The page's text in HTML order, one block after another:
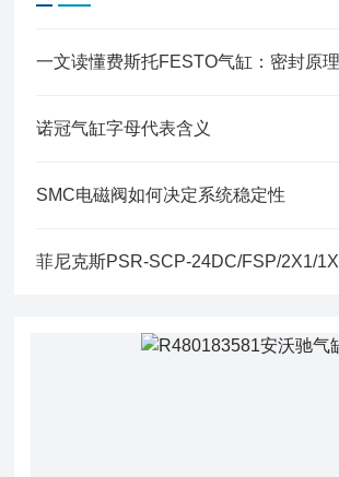
一文读懂费斯托FESTO气缸：密封原理
诺冠气缸字母代表含义
SMC电磁阀如何决定系统稳定性
菲尼克斯PSR-SCP-24DC/FSP/2X1/